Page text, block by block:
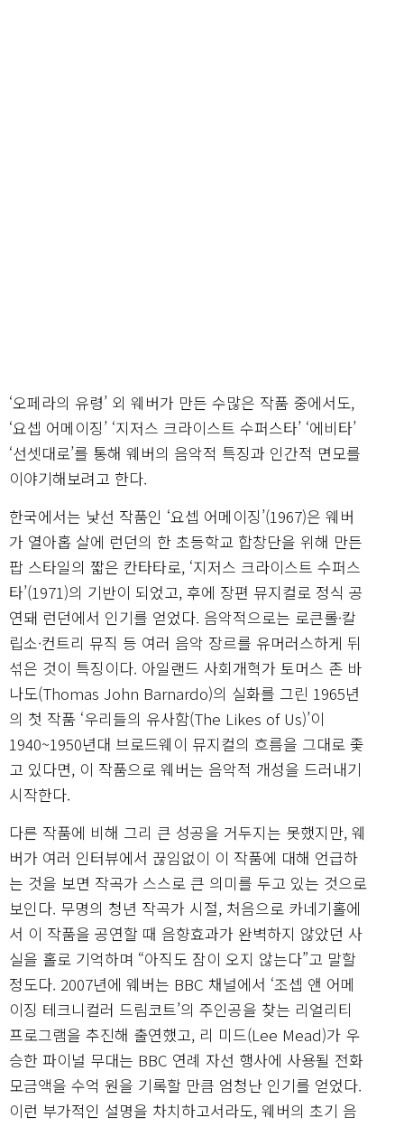
‘오페라의 유령’ 외 웨버가 만든 수많은 작품 중에서도,
‘요셉 어메이징’ ‘지저스 크라이스트 수퍼스타’ ‘에비타’
‘선셋대로’를 통해 웨버의 음악적 특징과 인간적 면모를
이야기해보려고 한다.
한국에서는 낯선 작품인 ‘요셉 어메이징’(1967)은 웨버
가 열아홉 살에 런던의 한 초등학교 합창단을 위해 만든
팝 스타일의 짧은 칸타타로, ‘지저스 크라이스트 수퍼스
타’(1971)의 기반이 되었고, 후에 장편 뮤지컬로 정식 공
연돼 런던에서 인기를 얻었다. 음악적으로는 로큰롤·칼
립소·컨트리 뮤직 등 여러 음악 장르를 유머러스하게 뒤
섞은 것이 특징이다. 아일랜드 사회개혁가 토머스 존 바
나도(Thomas John Barnardo)의 실화를 그린 1965년
의 첫 작품 ‘우리들의 유사함(The Likes of Us)’이
1940~1950년대 브로드웨이 뮤지컬의 흐름을 그대로 좇
고 있다면, 이 작품으로 웨버는 음악적 개성을 드러내기
시작한다.
다른 작품에 비해 그리 큰 성공을 거두지는 못했지만, 웨
버가 여러 인터뷰에서 끊임없이 이 작품에 대해 언급하
는 것을 보면 작곡가 스스로 큰 의미를 두고 있는 것으로
보인다. 무명의 청년 작곡가 시절, 처음으로 카네기홀에
서 이 작품을 공연할 때 음향효과가 완벽하지 않았던 사
실을 홀로 기억하며 “아직도 잠이 오지 않는다”고 말할
정도다. 2007년에 웨버는 BBC 채널에서 ‘조셉 앤 어메
이징 테크니컬러 드림코트’의 주인공을 찾는 리얼리티
프로그램을 추진해 출연했고, 리 미드(Lee Mead)가 우
승한 파이널 무대는 BBC 연례 자선 행사에 사용될 전화
모금액을 수억 원을 기록할 만큼 엄청난 인기를 얻었다.
이런 부가적인 설명을 차치하고서라도, 웨버의 초기 음